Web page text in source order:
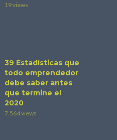
19 views
39 Estadísticas que
todo emprendedor
debe saber antes
que termine el
2020
7.564 views